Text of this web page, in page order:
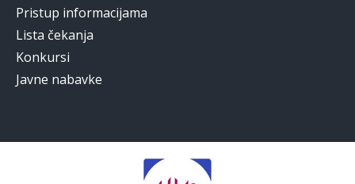
Pristup informacijama
Lista čekanja
Konkursi
Javne nabavke